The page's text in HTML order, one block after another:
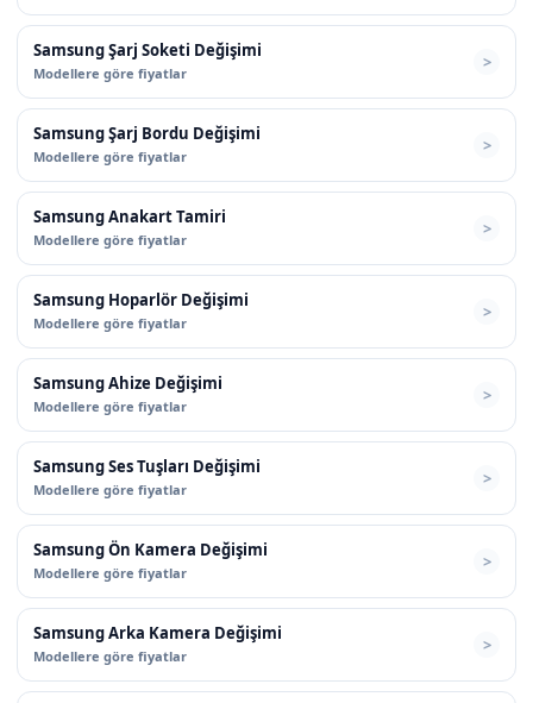
Samsung Şarj Soketi Değişimi
Modellere göre fiyatlar
Samsung Şarj Bordu Değişimi
Modellere göre fiyatlar
Samsung Anakart Tamiri
Modellere göre fiyatlar
Samsung Hoparlör Değişimi
Modellere göre fiyatlar
Samsung Ahize Değişimi
Modellere göre fiyatlar
Samsung Ses Tuşları Değişimi
Modellere göre fiyatlar
Samsung Ön Kamera Değişimi
Modellere göre fiyatlar
Samsung Arka Kamera Değişimi
Modellere göre fiyatlar